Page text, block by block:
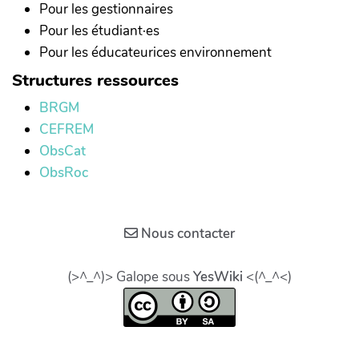
Pour les gestionnaires
Pour les étudiant·es
Pour les éducateurices environnement
Structures ressources
BRGM
CEFREM
ObsCat
ObsRoc
Nous contacter
(>^_^)> Galope sousYesWiki <(^_^<)